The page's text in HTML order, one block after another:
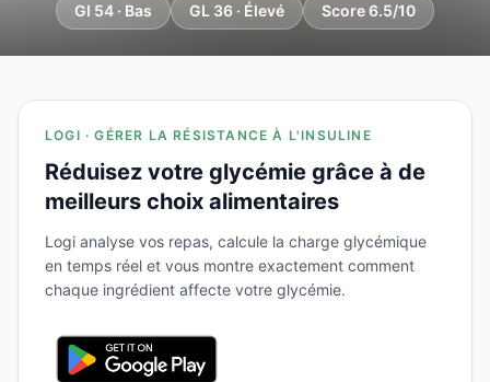
GI 54 · Bas GL 36 · Élevé Score 6.5/10
LOGI · GÉRER LA RÉSISTANCE À L'INSULINE
Réduisez votre glycémie grâce à de
meilleurs choix alimentaires
Logi analyse vos repas, calcule la charge glycémique
en temps réel et vous montre exactement comment
chaque ingrédient affecte votre glycémie.